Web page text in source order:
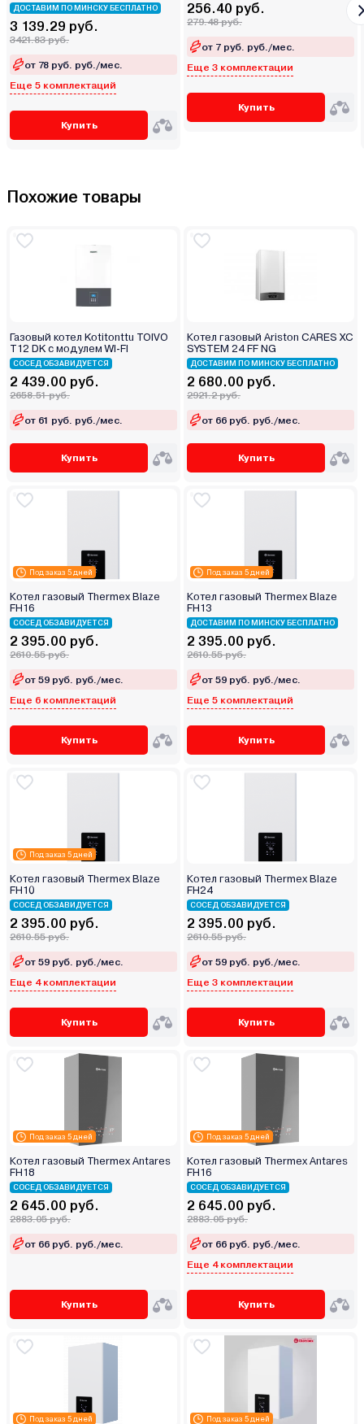
ДОСТАВИМ ПО МИНСКУ БЕСПЛАТНО
3 139.29 руб.
3421.83 руб.
от 78 руб. руб./мес.
Еще 5 комплектаций
Купить
256.40 руб.
279.48 руб.
от 7 руб. руб./мес.
Еще 3 комплектации
Купить
Похожие товары
Газовый котел Kotitonttu TOIVO
T12 DK с модулем WI-FI
СОСЕД ОБЗАВИДУЕТСЯ
2 439.00 руб.
2658.51 руб.
от 61 руб. руб./мес.
Купить
Котел газовый Ariston CARES XC
SYSTEM 24 FF NG
ДОСТАВИМ ПО МИНСКУ БЕСПЛАТНО
2 680.00 руб.
2921.2 руб.
от 66 руб. руб./мес.
Купить
Под заказ 5 дней
Котел газовый Thermex Blaze
FН16
СОСЕД ОБЗАВИДУЕТСЯ
2 395.00 руб.
2610.55 руб.
от 59 руб. руб./мес.
Еще 6 комплектаций
Купить
Под заказ 5 дней
Котел газовый Thermex Blaze
FН13
ДОСТАВИМ ПО МИНСКУ БЕСПЛАТНО
2 395.00 руб.
2610.55 руб.
от 59 руб. руб./мес.
Еще 5 комплектаций
Купить
Под заказ 5 дней
Котел газовый Thermex Blaze
FН10
СОСЕД ОБЗАВИДУЕТСЯ
2 395.00 руб.
2610.55 руб.
от 59 руб. руб./мес.
Еще 4 комплектации
Купить
Котел газовый Thermex Blaze
FН24
СОСЕД ОБЗАВИДУЕТСЯ
2 395.00 руб.
2610.55 руб.
от 59 руб. руб./мес.
Еще 3 комплектации
Купить
Под заказ 5 дней
Котел газовый Thermex Antares
FH18
СОСЕД ОБЗАВИДУЕТСЯ
2 645.00 руб.
2883.05 руб.
от 66 руб. руб./мес.
Купить
Под заказ 5 дней
Котел газовый Thermex Antares
FH16
СОСЕД ОБЗАВИДУЕТСЯ
2 645.00 руб.
2883.05 руб.
от 66 руб. руб./мес.
Еще 4 комплектации
Купить
Под заказ 5 дней Под заказ 5 дней